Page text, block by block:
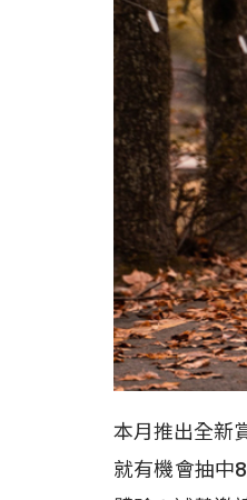
本月推出全新
就有機會抽中